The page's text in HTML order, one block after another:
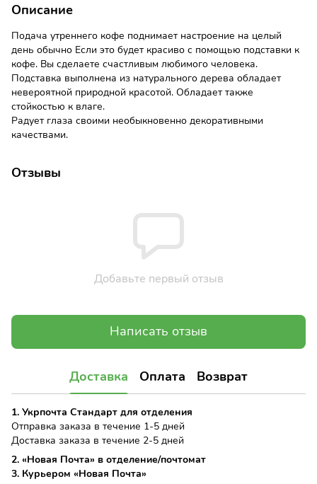
Описание
Подача утреннего кофе поднимает настроение на целый
день обычно Если это будет красиво с помощью подставки к
кофе. Вы сделаете счастливым любимого человека.
Подставка выполнена из натурального дерева обладает
невероятной природной красотой. Обладает также
стойкостью к влаге.
Радует глаза своими необыкновенно декоративными
качествами.
Отзывы
Добавьте первый отзыв
Написать отзыв
Доставка Оплата Возврат
1. Укрпочта Стандарт для отделения
Отправка заказа в течение 1-5 дней
Доставка заказа в течение 2-5 дней
2. «Новая Почта» в отделение/почтомат
3. Курьером «Новая Почта»